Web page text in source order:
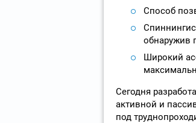
Способ
обнаружив
Широкий
Сегодня
активной и
под